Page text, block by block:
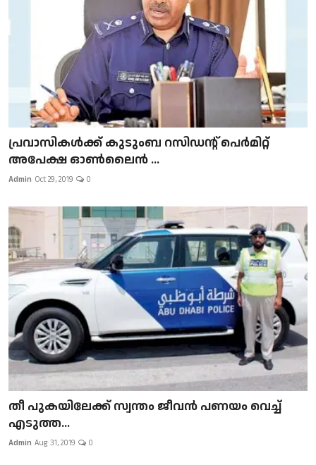
പ്രവാസികള്‍ക്ക് കുടുംബ റസിഡന്റ് പെർമിറ്റ്
അപേക്ഷ ഓൺലൈൻ ...
Admin Oct 29, 2019 0
​​​​​​​തീ പുകയിലേക്ക് സ്വന്തം ജീവന്‍ പണയം വെച്ച്
എടുത്ത...
Admin Aug 31, 2019 0